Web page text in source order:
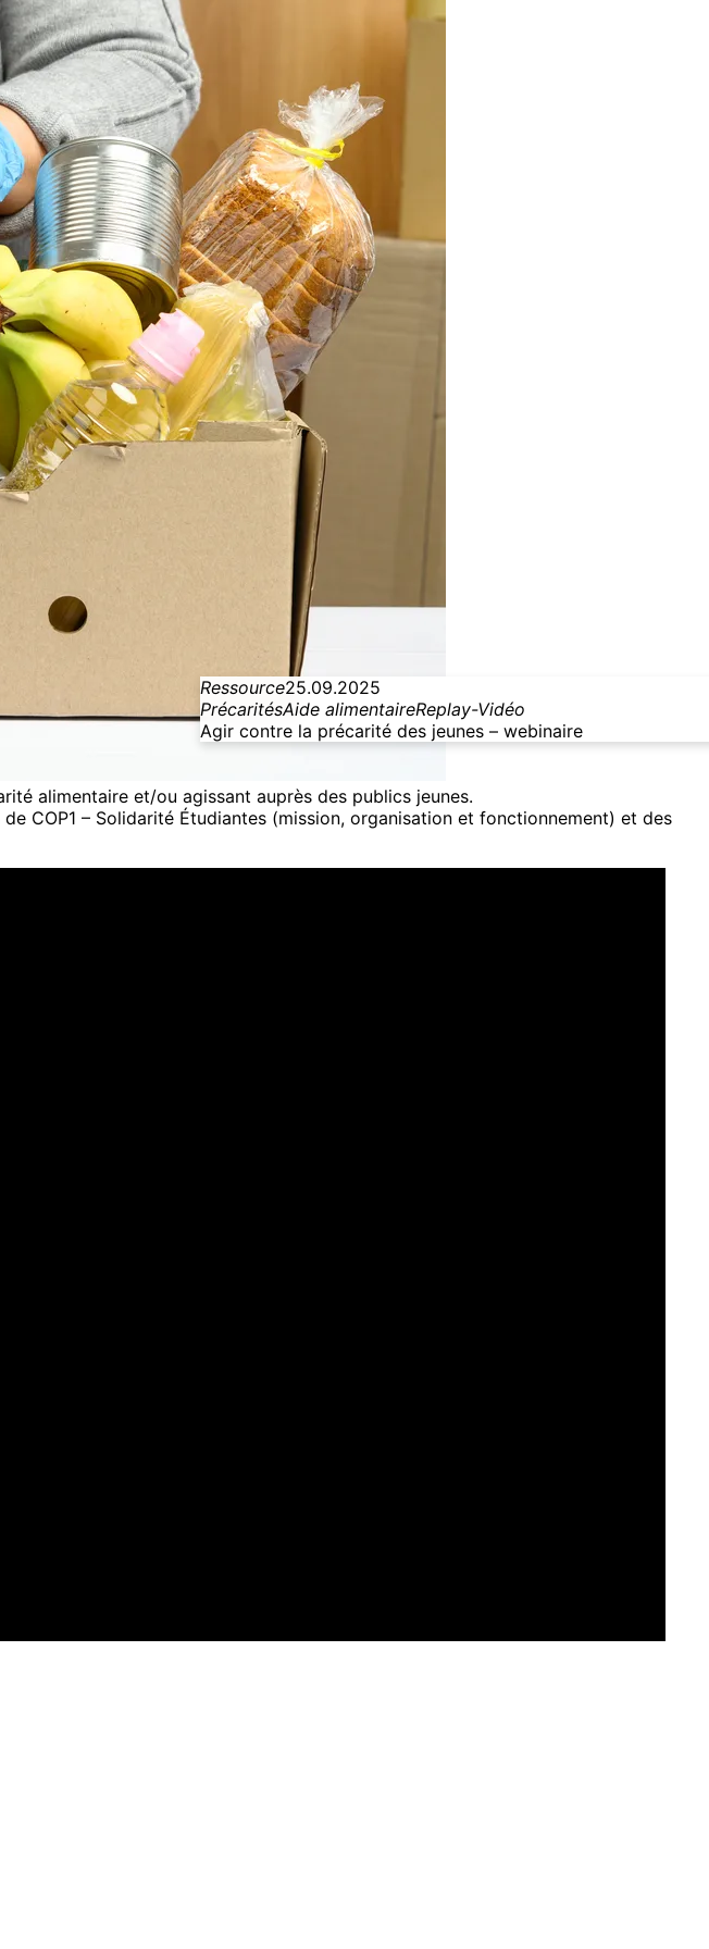
Ressource25.09.2025
PrécaritésAide alimentaireReplay-Vidéo
Agir contre la précarité des jeunes – webinaire
alimentaire et/ou agissant auprès des publics jeunes.
de COP1 – Solidarité Étudiantes (mission, organisation et fonctionnement) et des